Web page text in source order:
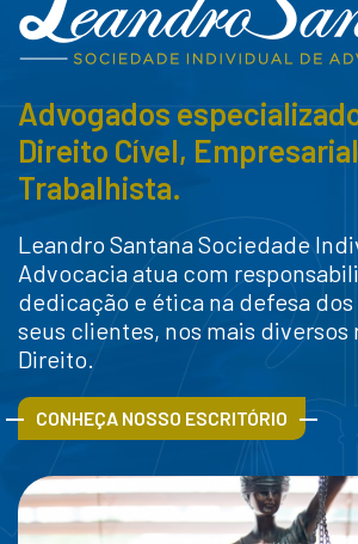
Advogados
Direito Cível,
Trabalhista.
Leandro Santana Sociedade
Advocacia atua com
dedicação e ética na defesa
seus clientes, nos mais diversos
Direito.
CONHEÇA NOSSO ESCRITÓRIO